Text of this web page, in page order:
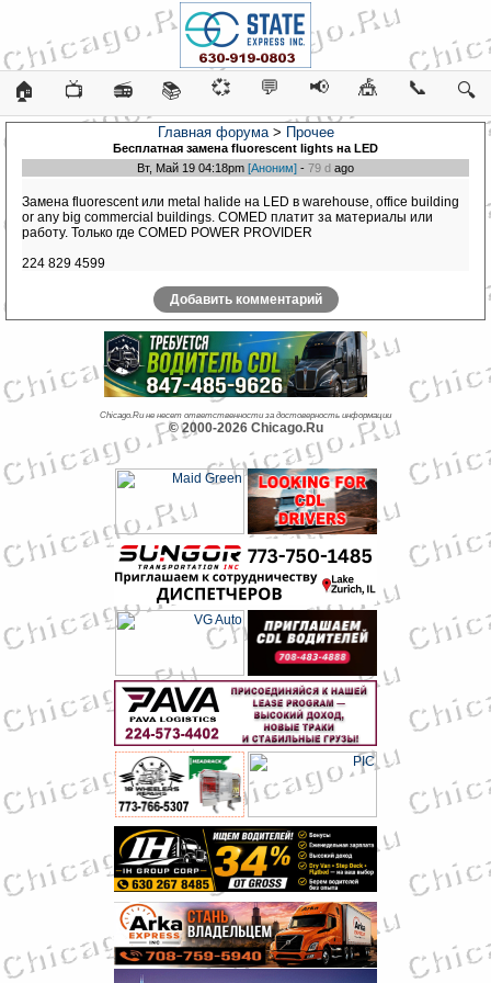
🏠 📺 📻 📚 💞 💬 📢 🎪 📞 🔍
Главная форума> Прочее
Бесплатная замена fluorescent lights на LED
Вт, Май 19 04:18pm [Аноним] - 79 d ago
Замена fluorescent или metal halide на LED в warehouse, office building
or any big commercial buildings. COMED платит за материалы или
работу. Только где COMED POWER PROVIDER
224 829 4599
Добавить комментарий
Chicago.Ru не несет ответственности за достоверность информации
© 2000-2026 Chicago.Ru